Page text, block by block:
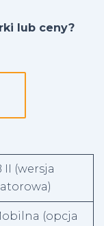
lub ceny?
II (wersja
(opcja